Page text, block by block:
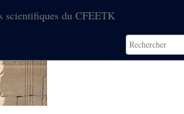
scientifiques du CFEETK